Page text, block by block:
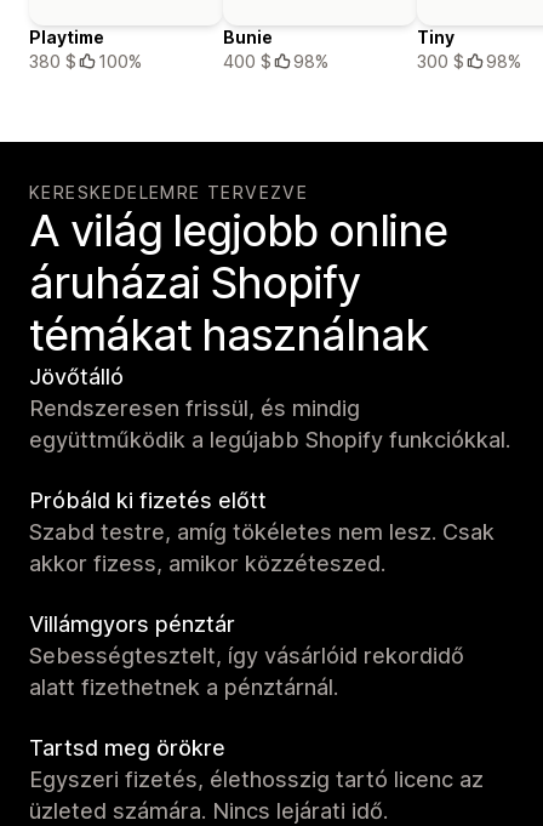
Playtime
380 $
100%
Bunie
400 $
98%
Tiny
300 $
98%
KERESKEDELEMRE TERVEZVE
A világ legjobb online
áruházai Shopify
témákat használnak
Jövőtálló
Rendszeresen frissül, és mindig
együttműködik a legújabb Shopify funkciókkal.
Próbáld ki fizetés előtt
Szabd testre, amíg tökéletes nem lesz. Csak
akkor fizess, amikor közzéteszed.
Villámgyors pénztár
Sebességtesztelt, így vásárlóid rekordidő
alatt fizethetnek a pénztárnál.
Tartsd meg örökre
Egyszeri fizetés, élethosszig tartó licenc az
üzleted számára. Nincs lejárati idő.